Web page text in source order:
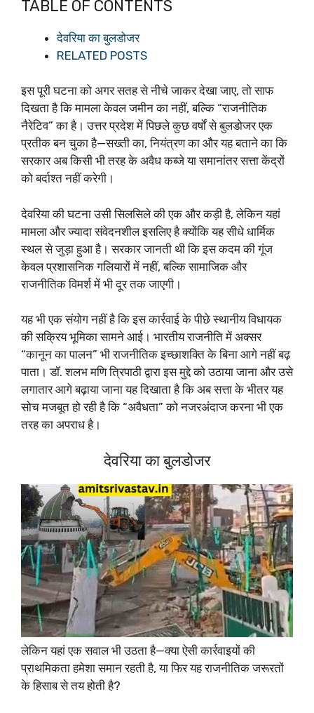
TABLE OF CONTENTS
देवरिया का बुलडोजर
RELATED POSTS
इस पूरी घटना को अगर सतह से नीचे जाकर देखा जाए, तो साफ
दिखता है कि मामला केवल जमीन का नहीं, बल्कि “राजनीतिक
नैरेटिव” का है। उत्तर प्रदेश में पिछले कुछ वर्षों से बुलडोजर एक
प्रतीक बन चुका है—सख्ती का, नियंत्रण का और यह बताने का कि
सरकार अब किसी भी तरह के अवैध कब्जे या समानांतर सत्ता केंद्रों
को बर्दाश्त नहीं करेगी।
देवरिया की घटना उसी सिलसिले की एक और कड़ी है, लेकिन यहां
मामला और ज्यादा संवेदनशील इसलिए है क्योंकि यह सीधे धार्मिक
स्थल से जुड़ा हुआ है। सरकार जानती थी कि इस कदम की गूंज
केवल प्रशासनिक गलियारों में नहीं, बल्कि सामाजिक और
राजनीतिक विमर्श में भी दूर तक जाएगी।
यह भी एक संयोग नहीं है कि इस कार्रवाई के पीछे स्थानीय विधायक
की सक्रिय भूमिका सामने आई। भारतीय राजनीति में अक्सर
“कानून का पालन” भी राजनीतिक इच्छाशक्ति के बिना आगे नहीं बढ़
पाता। डॉ. शलभ मणि त्रिपाठी द्वारा इस मुद्दे को उठाया जाना और उसे
लगातार आगे बढ़ाया जाना यह दिखाता है कि अब सत्ता के भीतर यह
सोच मजबूत हो रही है कि “अवैधता” को नजरअंदाज करना भी एक
तरह का अपराध है।
देवरिया का बुलडोजर
लेकिन यहां एक सवाल भी उठता है—क्या ऐसी कार्रवाइयों की
प्राथमिकता हमेशा समान रहती है, या फिर यह राजनीतिक जरूरतों
के हिसाब से तय होती है?